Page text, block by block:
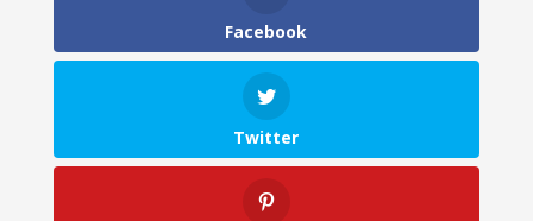
Facebook
Twitter